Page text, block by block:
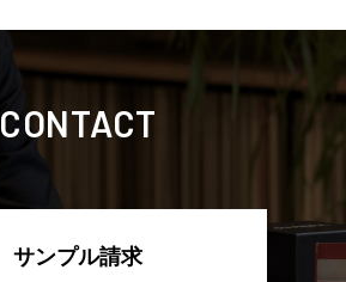
CONTACT
サンプル請求